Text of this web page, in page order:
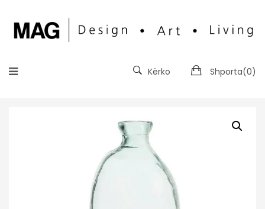
Shporta(0)
Kërko